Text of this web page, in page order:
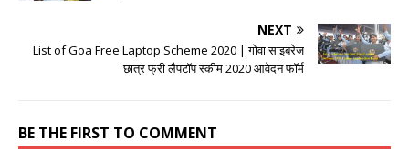
NEXT
List of Goa Free Laptop Scheme 2020 | गोवा साइबरेज
छात्र फ्री लैपटॉप स्कीम 2020 आवेदन फॉर्म
BE THE FIRST TO COMMENT